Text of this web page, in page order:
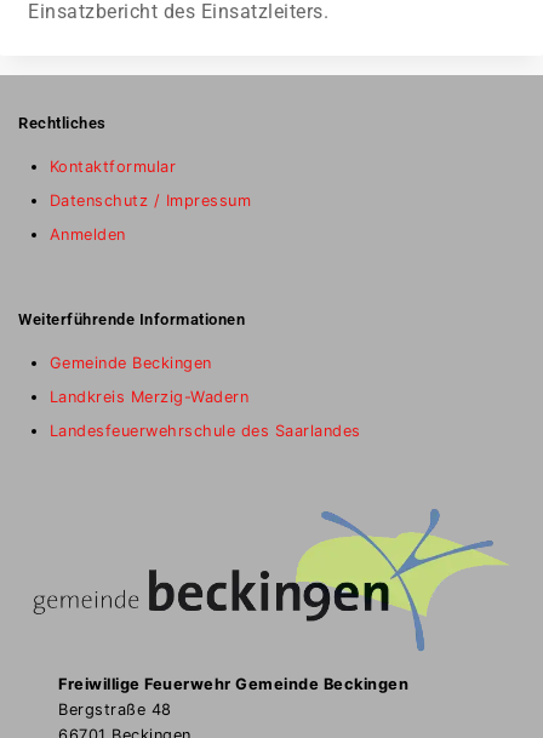
Einsatzbericht des Einsatzleiters.
Rechtliches
Kontaktformular
Datenschutz / Impressum
Anmelden
Weiterführende Informationen
Gemeinde Beckingen
Landkreis Merzig-Wadern
Landesfeuerwehrschule des Saarlandes
Freiwillige Feuerwehr Gemeinde Beckingen
Bergstraße 48